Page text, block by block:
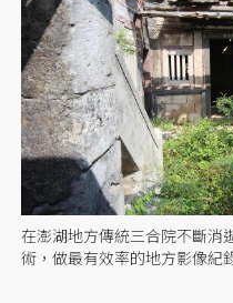
在澎湖地方傳統三合院不斷消
術，做最有效率的地方影像紀